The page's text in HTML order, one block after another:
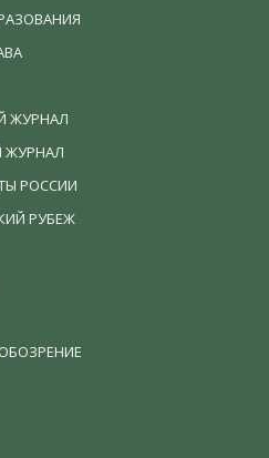
ЖУРНАЛ
ЖУРНАЛ
РОССИИ
РУБЕЖ